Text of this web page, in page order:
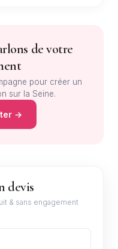
de votre
pour créer un
sur la Seine.
→
devis
& sans engagement